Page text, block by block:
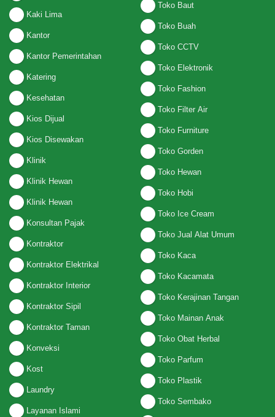
Kaki Lima
Kantor
Kantor Pemerintahan
Katering
Kesehatan
Kios Dijual
Kios Disewakan
Klinik
Klinik Hewan
Klinik Hewan
Konsultan Pajak
Kontraktor
Kontraktor Elektrikal
Kontraktor Interior
Kontraktor Sipil
Kontraktor Taman
Konveksi
Kost
Laundry
Layanan Islami
Toko Baut
Toko Buah
Toko CCTV
Toko Elektronik
Toko Fashion
Toko Filter Air
Toko Furniture
Toko Gorden
Toko Hewan
Toko Hobi
Toko Ice Cream
Toko Jual Alat Umum
Toko Kaca
Toko Kacamata
Toko Kerajinan Tangan
Toko Mainan Anak
Toko Obat Herbal
Toko Parfum
Toko Plastik
Toko Sembako